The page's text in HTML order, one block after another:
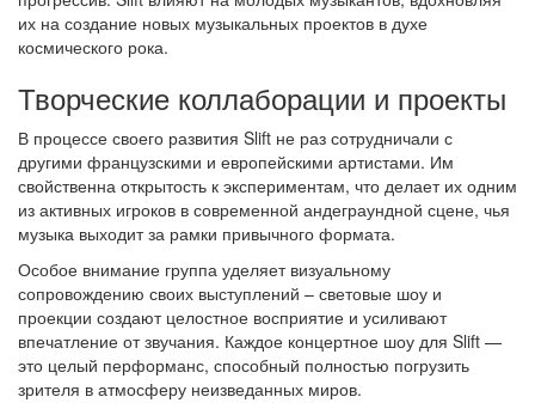
их на создание новых музыкальных проектов в духе
космического рока.
Творческие коллаборации и проекты
В процессе своего развития Slift не раз сотрудничали с
другими французскими и европейскими артистами. Им
свойственна открытость к экспериментам, что делает их одним
из активных игроков в современной андеграундной сцене, чья
музыка выходит за рамки привычного формата.
Особое внимание группа уделяет визуальному
сопровождению своих выступлений – световые шоу и
проекции создают целостное восприятие и усиливают
впечатление от звучания. Каждое концертное шоу для Slift —
это целый перформанс, способный полностью погрузить
зрителя в атмосферу неизведанных миров.